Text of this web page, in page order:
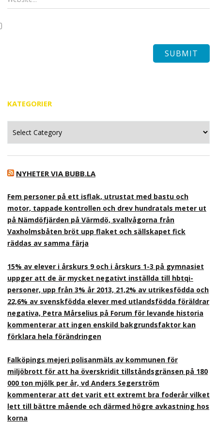
KATEGORIER
NYHETER VIA BUBB.LA
Fem personer på ett isflak, utrustat med bastu och
motor, tappade kontrollen och drev hundratals meter ut
på Nämdöfjärden på Värmdö, svallvågorna från
Vaxholmsbåten bröt upp flaket och sällskapet fick
räddas av samma färja
15% av elever i årskurs 9 och i årskurs 1-3 på gymnasiet
uppger att de är mycket negativt inställda till hbtqi-
personer, upp från 3% år 2013, 21,2% av utrikesfödda och
22,6% av svenskfödda elever med utlandsfödda föräldrar
negativa, Petra Mårselius på Forum för levande historia
kommenterar att ingen enskild bakgrundsfaktor kan
förklara hela förändringen
Falköpings mejeri polisanmäls av kommunen för
miljöbrott för att ha överskridit tillståndsgränsen på 180
000 ton mjölk per år, vd Anders Segerström
kommenterar att det varit ett extremt bra foderår vilket
lett till bättre mående och därmed högre avkastning hos
korna